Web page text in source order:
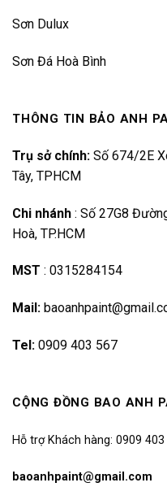
Sơn Dulux
Sơn Đá Hoà Bình
THÔNG TIN BẢO ANH
Trụ sở chính: Số 674/2E
Tây, TPHCM
Chi nhánh : Số 27G8
Hoà, TP.HCM
MST : 0315284154
Mail:
Tel: 0909 403 567
CỘNG ĐỒNG BAO ANH
Hỗ trợ Khách hàng: 0909
baoanhpaint@gmail.com